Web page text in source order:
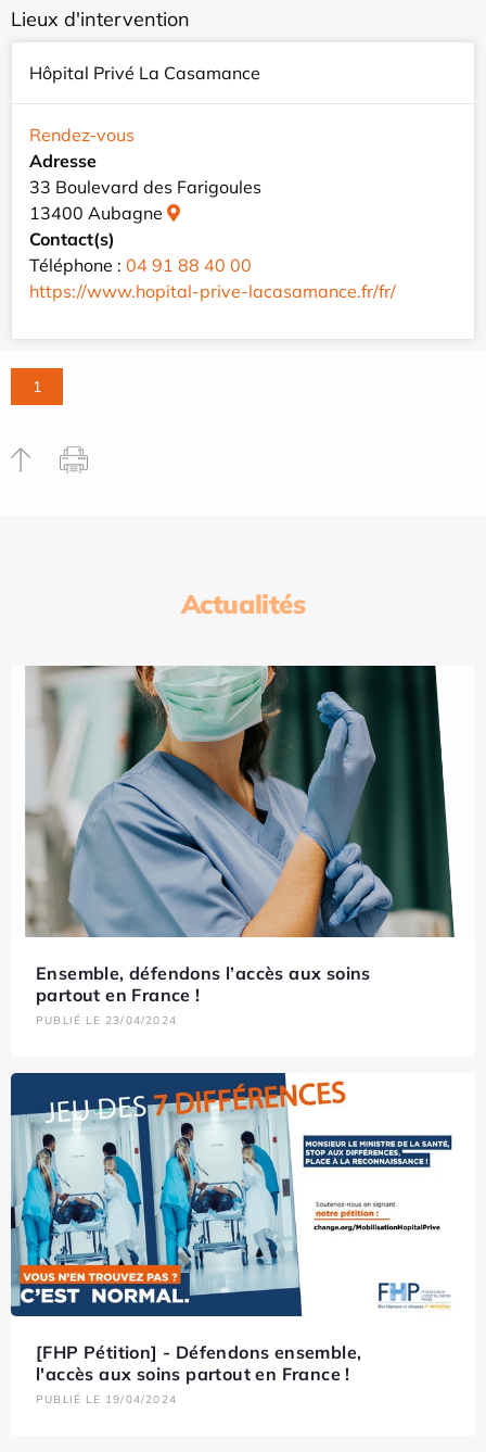
Lieux d'intervention
Hôpital Privé La Casamance
Rendez-vous
Adresse
33 Boulevard des Farigoules
13400 Aubagne
Contact(s)
Téléphone : 04 91 88 40 00
https://www.hopital-prive-lacasamance.fr/fr/
1
Actualités
Ensemble, défendons l’accès aux soins
partout en France !
PUBLIÉ LE 23/04/2024
[FHP Pétition] - Défendons ensemble,
l'accès aux soins partout en France !
PUBLIÉ LE 19/04/2024